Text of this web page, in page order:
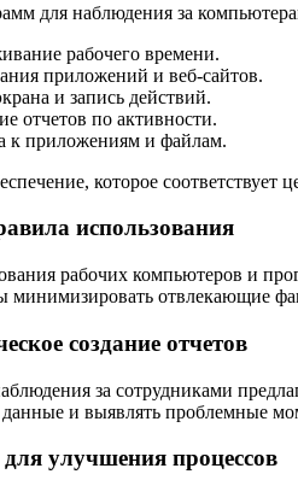
для наблюдения за
рабочего времени.
приложений и веб-сайтов.
и запись действий.
отчетов по активности.
к приложениям и файлам.
которое соответствует
использования
рабочих компьютеров и
минимизировать отвлекающие
создание отчетов
за сотрудниками
данные и выявлять проблемные
улучшения процессов